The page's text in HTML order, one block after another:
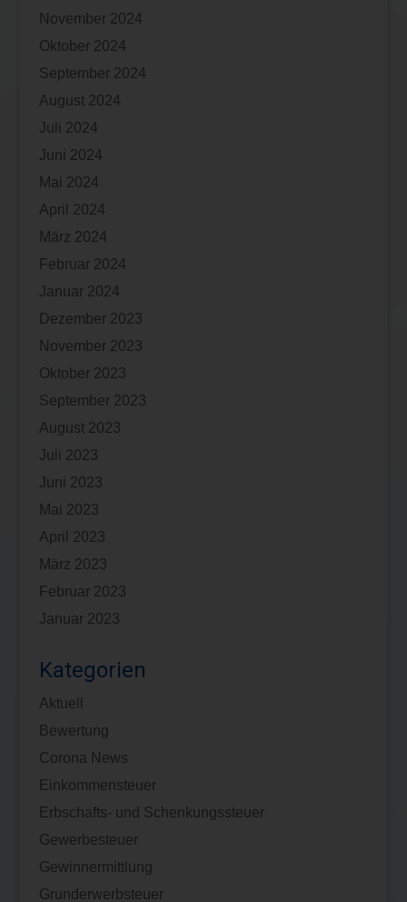
November 2024
Oktober 2024
September 2024
August 2024
Juli 2024
Juni 2024
Mai 2024
April 2024
März 2024
Februar 2024
Januar 2024
Dezember 2023
November 2023
Oktober 2023
September 2023
August 2023
Juli 2023
Juni 2023
Mai 2023
April 2023
März 2023
Februar 2023
Januar 2023
Kategorien
Aktuell
Bewertung
Corona News
Einkommensteuer
Erbschafts- und Schenkungssteuer
Gewerbesteuer
Gewinnermittlung
Grunderwerbsteuer